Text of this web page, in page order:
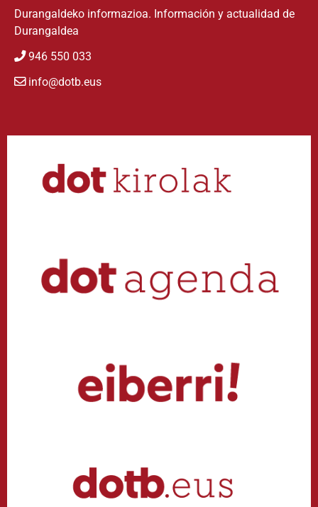
Durangaldeko informazioa. Información y actualidad de
Durangaldea
946 550 033
info@dotb.eus